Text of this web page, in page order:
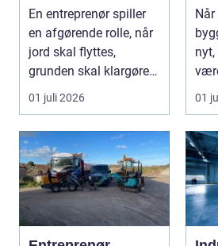
projekt
En entreprenør spiller
en afgørende rolle, når
jord skal flyttes,
grunden skal klargøres,
eller der ...
01 juli 2026 01